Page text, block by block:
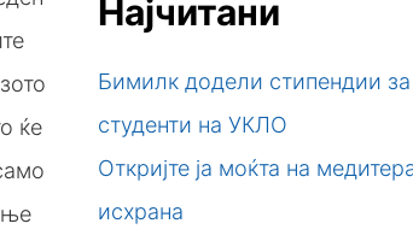
ќе
Најчитани
Бимилк додели стипендии за
студенти на УКЛО
Откријте ја моќта на
исхрана